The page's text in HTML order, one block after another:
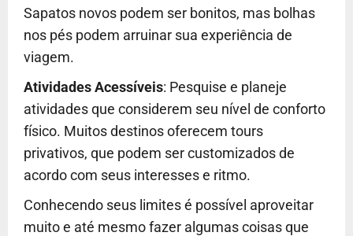
Sapatos novos podem ser bonitos, mas bolhas
nos pés podem arruinar sua experiência de
viagem.
Atividades Acessíveis: Pesquise e planeje
atividades que considerem seu nível de conforto
físico. Muitos destinos oferecem tours
privativos, que podem ser customizados de
acordo com seus interesses e ritmo.
Conhecendo seus limites é possível aproveitar
muito e até mesmo fazer algumas coisas que